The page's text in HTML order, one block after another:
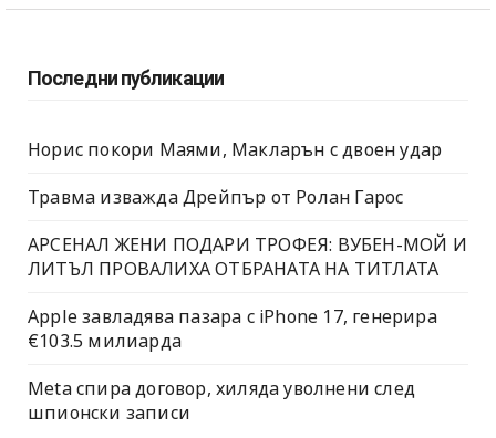
Последни публикации
Норис покори Маями, Макларън с двоен удар
Травма изважда Дрейпър от Ролан Гарос
АРСЕНАЛ ЖЕНИ ПОДАРИ ТРОФЕЯ: ВУБЕН-МОЙ И
ЛИТЪЛ ПРОВАЛИХА ОТБРАНАТА НА ТИТЛАТА
Apple завладява пазара с iPhone 17, генерира
€103.5 милиарда
Meta спира договор, хиляда уволнени след
шпионски записи